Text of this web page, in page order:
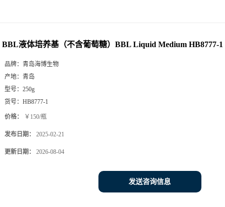
BBL液体培养基（不含葡萄糖）BBL Liquid Medium HB8777-1
品牌： 青岛海博生物
产地： 青岛
型号： 250g
货号： HB8777-1
价格： ￥150/瓶
发布日期： 2025-02-21
更新日期： 2026-08-04
发送咨询信息